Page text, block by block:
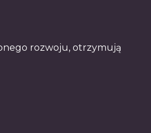
rozwoju, otrzymują